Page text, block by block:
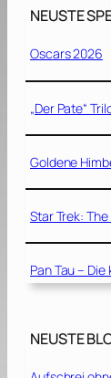
NEUSTE
Oscars 2026
„Der Pate“
Goldene
Star Trek:
Pan Tau –
NEUSTE